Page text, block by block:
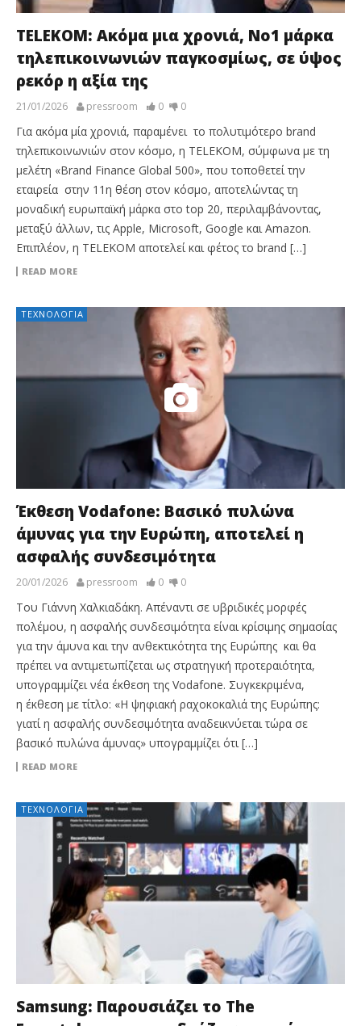
TELEKOM: Ακόμα μια χρονιά, Νο1 μάρκα
τηλεπικοινωνιών παγκοσμίως, σε ύψος
ρεκόρ η αξία της
21/01/2026 pressroom 0 0
Για ακόμα μία χρονιά, παραμένει το πολυτιμότερο brand
τηλεπικοινωνιών στον κόσμο, η TELEKOM, σύμφωνα με τη
μελέτη «Brand Finance Global 500», που τοποθετεί την
εταιρεία στην 11η θέση στον κόσμο, αποτελώντας τη
μοναδική ευρωπαϊκή μάρκα στο top 20, περιλαμβάνοντας,
μεταξύ άλλων, τις Apple, Microsoft, Google και Amazon.
Επιπλέον, η TELEKOM αποτελεί και φέτος το brand […]
READ MORE
ΤΕΧΝΟΛΟΓΊΑ
Έκθεση Vodafone: Βασικό πυλώνα
άμυνας για την Ευρώπη, αποτελεί η
ασφαλής συνδεσιμότητα
20/01/2026 pressroom 0 0
Του Γιάννη Χαλκιαδάκη. Απέναντι σε υβριδικές μορφές
πολέμου, η ασφαλής συνδεσιμότητα είναι κρίσιμης σημασίας
για την άμυνα και την ανθεκτικότητα της Ευρώπης και θα
πρέπει να αντιμετωπίζεται ως στρατηγική προτεραιότητα,
υπογραμμίζει νέα έκθεση της Vodafone. Συγκεκριμένα,
η έκθεση με τίτλο: «Η ψηφιακή ραχοκοκαλιά της Ευρώπης:
γιατί η ασφαλής συνδεσιμότητα αναδεικνύεται τώρα σε
βασικό πυλώνα άμυνας» υπογραμμίζει ότι […]
READ MORE
ΤΕΧΝΟΛΟΓΊΑ
Samsung: Παρουσιάζει το The